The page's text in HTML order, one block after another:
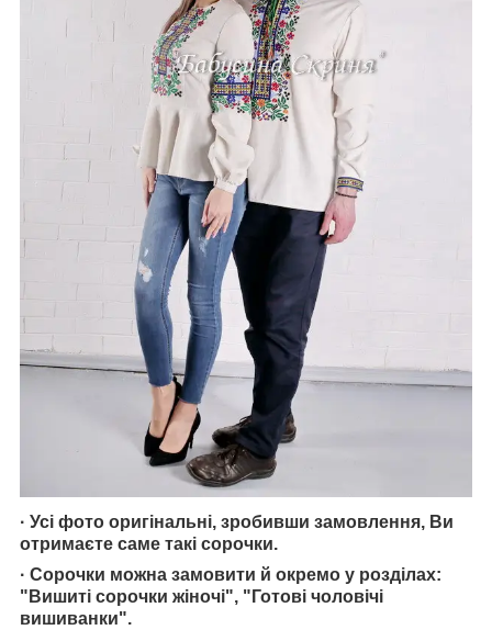
· Усі фото оригінальні, зробивши замовлення, Ви
отримаєте саме такі сорочки.
· Сорочки можна замовити й окремо у розділах:
"Вишиті сорочки жіночі", "Готові чоловічі
вишиванки".